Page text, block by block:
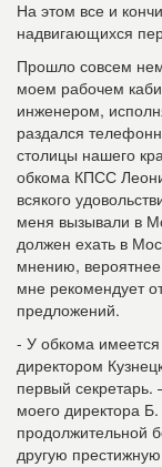
На этом все и
надвигающихся
Прошло совсем
моем рабочем
инженером,
раздался
столицы нашего
обкома КПСС
всякого
меня вызывали в
должен ехать в
мнению,
мне рекомендует
предложений.
- У обкома
директором
первый
моего директора
продолжительной
другую